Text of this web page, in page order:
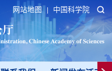
网站地图 中国科学院